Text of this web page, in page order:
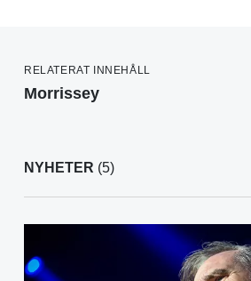
RELATERAT INNEHÅLL
Morrissey
NYHETER (5)